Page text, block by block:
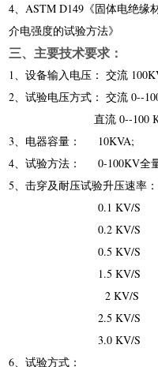
4、ASTM D149《固体电绝缘
介电强度的试验方法》
三、主要技术要求：
1、设备输入电压： 交流
2、试验电压方式： 交流 0--
直流 0--100
3、电器容量： 10KVA;
4、试验方法： 0-100KV全
5、击穿及耐压试验升压速率：
0.1 KV/S
0.2 KV/S
0.5 KV/S
1.5 KV/S
2 KV/S
2.5 KV/S
3.0 KV/S
6、试验方式：